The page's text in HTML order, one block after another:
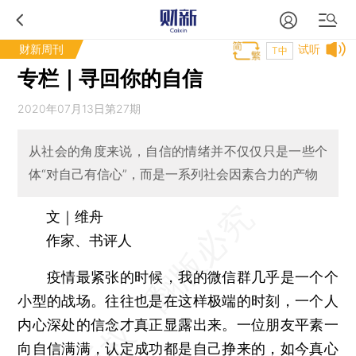
财新周刊 试听
T中
专栏｜寻回你的自信
2020年07月13日第27期
从社会的角度来说，自信的情绪并不仅仅只是一些个
体“对自己有信心”，而是一系列社会因素合力的产物
文｜维舟
作家、书评人
疫情最紧张的时候，我的微信群几乎是一个个
小型的战场。往往也是在这样极端的时刻，一个人
内心深处的信念才真正显露出来。一位朋友平素一
向自信满满，认定成功都是自己挣来的，如今真心